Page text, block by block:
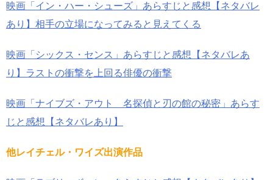
映画「イン・ハー・シューズ」あらすじと感想【ネタバレ
あり】相手の立場になってみると見えてくる
映画「シックス・センス」あらすじと感想【ネタバレあ
り】ラストの衝撃を上回る俳優の衝撃
映画「ナイブズ・アウト 名探偵と刃の館の秘密」あらす
じと感想【ネタバレあり】
他レイチェル・ワイズ出演作品